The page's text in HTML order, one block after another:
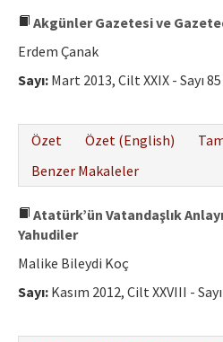
Akgünler Gazetesi ve
Erdem Çanak
Sayı: Mart 2013, Cilt XXIX - Sayı 85
Özet
Özet (English)
Benzer Makaleler
Atatürk’ün Vatandaşlık
Yahudiler
Malike Bileydi Koç
Sayı: Kasım 2012, Cilt XXVIII -